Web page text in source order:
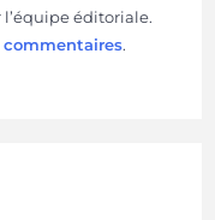
éditoriale.
commentaires.